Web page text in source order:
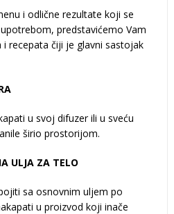
i odlične rezultate koji se
predstavićemo Vam
recepata čiji je glavni sastojak
u svoj difuzer ili u sveću
širio prostorijom.
ULJA ZA TELO
sa osnovnim uljem po
u proizvod koji inače